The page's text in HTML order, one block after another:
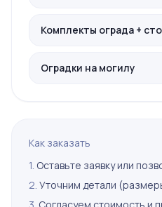
Комплекты ограда +
Оградки на могилу
Как заказать
1. Оставьте заявку или
2. Уточним детали